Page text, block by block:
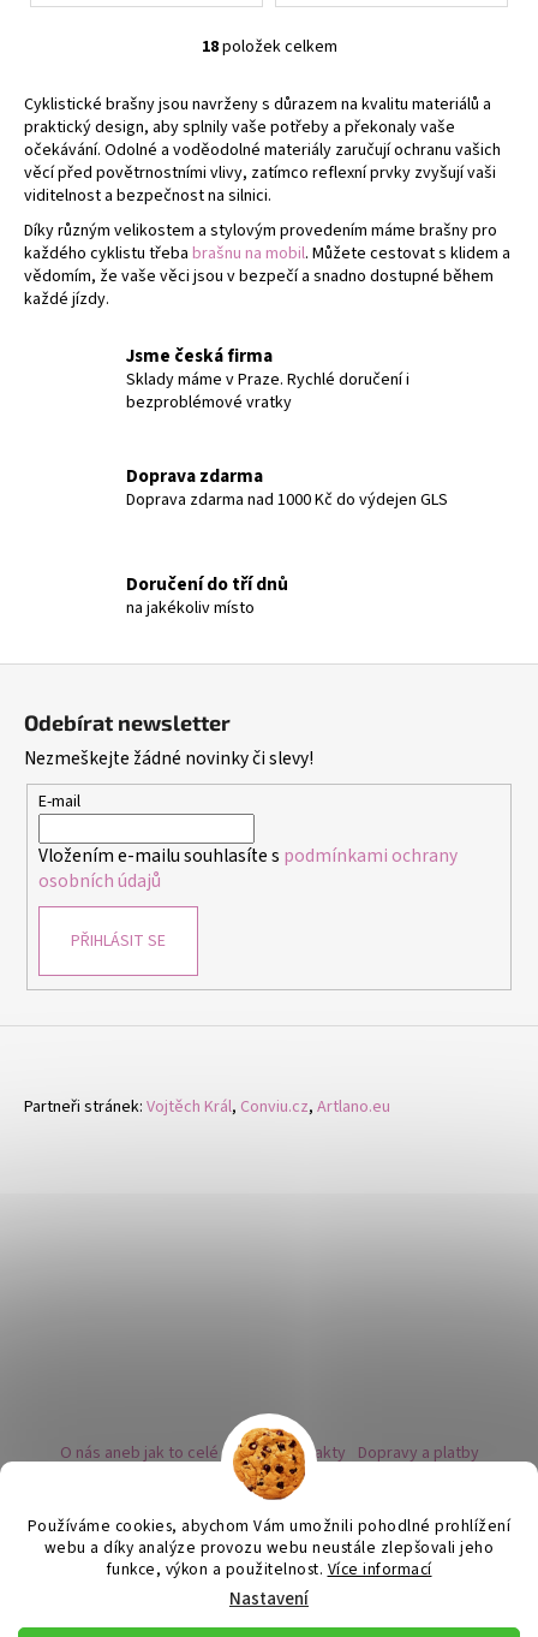
Používáme cookies, abychom Vám umožnili pohodlné prohlížení
webu a díky analýze provozu webu neustále zlepšovali jeho
funkce, výkon a použitelnost. Více informací
Nastavení
O
l
á
d
a
í
p
k
y
v
s
18položek celkem
Cyklistické brašny jsou navrženy s důrazem na kvalitu materiálů a
praktický design, aby splnily vaše potřeby a překonaly vaše
očekávání. Odolné a voděodolné materiály zaručují ochranu vašich
věcí před povětrnostními vlivy, zatímco reflexní prvky zvyšují vaši
viditelnost a bezpečnost na silnici.
Díky různým velikostem a stylovým provedením máme brašny pro
každého cyklistu třeba brašnu na mobil. Můžete cestovat s klidem a
vědomím, že vaše věci jsou v bezpečí a snadno dostupné během
každé jízdy.
Jsme česká firma
Sklady máme v Praze. Rychlé doručení i
bezproblémové vratky
Doprava zdarma
Doprava zdarma nad 1000 Kč do výdejen GLS
Doručení do tří dnů
na jakékoliv místo
Odebírat newsletter
Nezmeškejte žádné novinky či slevy!
E-mail
Vložením e-mailu souhlasíte s podmínkami ochrany
osobních údajů
PŘIHLÁSIT SE
Partneři stránek: Vojtěch Král, Conviu.cz, Artlano.eu
O nás aneb jak to celé začalo Kontakty Dopravy a platby
Kovy a puncovní značky Naše nabídka náušnic
Instagram - sledujte nás
Obchodní podmínky Ochrana osobních údajů
Zpětný odběr vysloužilých bateriích
Vytvořil Shoptet